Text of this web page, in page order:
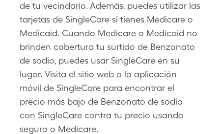
de tu vecindario. Además, puedes utilizar las
tarjetas de SingleCare si tienes Medicare o
Medicaid. Cuando Medicare o Medicaid no
brinden cobertura tu surtido de Benzonato
de sodio, puedes usar SingleCare en su
lugar. Visita el sitio web o la aplicación
móvil de SingleCare para encontrar el
precio más bajo de Benzonato de sodio
con SingleCare contra tu precio usando
seguro o Medicare.